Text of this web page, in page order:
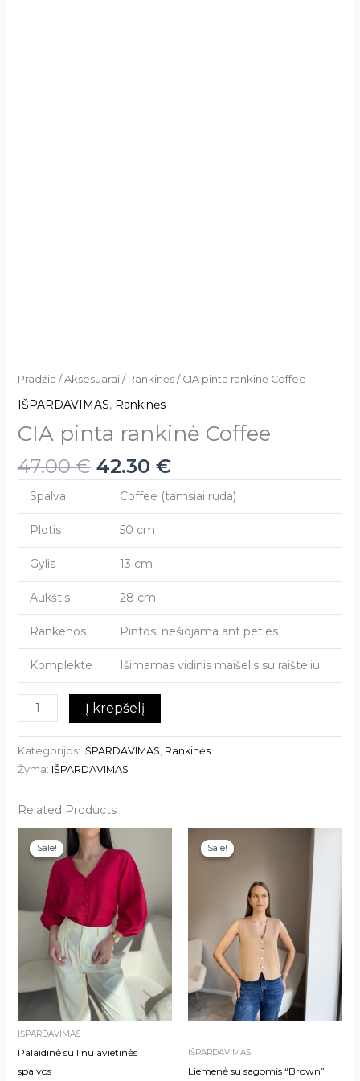
Pradžia / Aksesuarai/ Rankinės/ CIA pinta rankinė Coffee
IŠPARDAVIMAS, Rankinės
CIA pinta rankinė Coffee
47.00€ 42.30 €
Spalva Coffee (tamsiai ruda)
Plotis 50 cm
Gylis 13 cm
Aukštis 28 cm
Rankenos Pintos, nešiojama ant peties
Komplekte Išimamas vidinis maišelis su raišteliu
Į krepšelį
Kategorijos: IŠPARDAVIMAS Rankinės
Žyma: IŠPARDAVIMAS
Related Products
Sale!
Sale!
IŠPARDAVIMAS
Palaidinė su linu avietinės
spalvos
product
multiple
variants.
options
on
the
product
page
Sale!
Sale!
IŠPARDAVIMAS
Liemenė su sagomis “Brown”